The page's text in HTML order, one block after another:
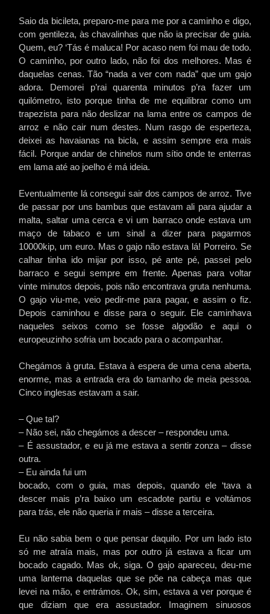
Saio da bicileta, preparo-me para me por a caminho e digo,
com gentileza, às chavalinhas que não ia precisar de guia.
Quem, eu? ‘Tás é maluca! Por acaso nem foi mau de todo.
O caminho, por outro lado, não foi dos melhores. Mas é
daquelas cenas. Tão “nada a ver com nada” que um gajo
adora. Demorei p’rai quarenta minutos p’ra fazer um
quilómetro, isto porque tinha de me equilibrar como um
trapezista para não deslizar na lama entre os campos de
arroz e não cair num destes. Num rasgo de esperteza,
deixei as havaianas na bicla, e assim sempre era mais
fácil. Porque andar de chinelos num sítio onde te enterras
em lama até ao joelho é má ideia.
Eventualmente lá consegui sair dos campos de arroz. Tive
de passar por uns bambus que estavam ali para ajudar a
malta, saltar uma cerca e vi um barraco onde estava um
maço de tabaco e um sinal a dizer para pagarmos
10000kip, um euro. Mas o gajo não estava lá! Porreiro. Se
calhar tinha ido mijar por isso, pé ante pé, passei pelo
barraco e segui sempre em frente. Apenas para voltar
vinte minutos depois, pois não encontrava gruta nenhuma.
O gajo viu-me, veio pedir-me para pagar, e assim o fiz.
Depois caminhou e disse para o seguir. Ele caminhava
naqueles seixos como se fosse algodão e aqui o
europeuzinho sofria um bocado para o acompanhar.
Chegámos à gruta. Estava à espera de uma cena aberta,
enorme, mas a entrada era do tamanho de meia pessoa.
Cinco inglesas estavam a sair.
– Que tal?
– Não sei, não chegámos a descer – respondeu uma.
– É assustador, e eu já me estava a sentir zonza – disse
outra.
– Eu ainda fui um
bocado, com o guia, mas depois, quando ele ‘tava a
descer mais p’ra baixo um escadote partiu e voltámos
para trás, ele não queria ir mais – disse a terceira.
Eu não sabia bem o que pensar daquilo. Por um lado isto
só me atraía mais, mas por outro já estava a ficar um
bocado cagado. Mas ok, siga. O gajo apareceu, deu-me
uma lanterna daquelas que se põe na cabeça mas que
levei na mão, e entrámos. Ok, sim, estava a ver porque é
que diziam que era assustador. Imaginem sinuosos